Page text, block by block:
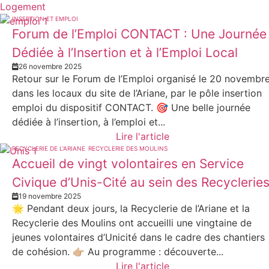
Logement
INSERTION ET EMPLOI
Forum de l’Emploi CONTACT : Une Journée
Dédiée à l’Insertion et à l’Emploi Local
26 novembre 2025
Retour sur le Forum de l’Emploi organisé le 20
dans les locaux du site de l’Ariane, par le pôle insertion
emploi du dispositif CONTACT. 🎯 Une belle journée
dédiée à l’insertion, à l’emploi et...
Lire l'article
RECYCLERIE DE L'ARIANE RECYCLERIE DES MOULINS
Accueil de vingt volontaires en Service
Civique d’Unis-Cité au sein des Recycleries
19 novembre 2025
🌟 Pendant deux jours, la Recyclerie de l’Ariane et la
Recyclerie des Moulins ont accueilli une vingtaine de
jeunes volontaires d’Unicité dans le cadre des chantiers
de cohésion. 👉🏼 Au programme : découverte...
Lire l'article